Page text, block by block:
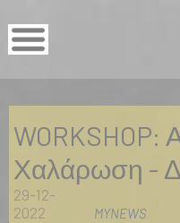
WORKSHOP:
Χαλάρωση -
29-12-
2022
MYNEWS